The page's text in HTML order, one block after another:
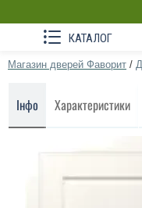
КАТАЛОГ
Магазин дверей Фаворит /
Інфо Характеристики